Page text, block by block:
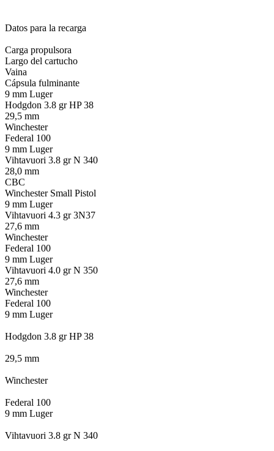
Datos para la recarga
Carga propulsora
Largo del cartucho
Vaina
Cápsula fulminante
9 mm Luger
Hodgdon 3.8 gr HP 38
29,5 mm
Winchester
Federal 100
9 mm Luger
Vihtavuori 3.8 gr N 340
28,0 mm
CBC
Winchester Small Pistol
9 mm Luger
Vihtavuori 4.3 gr 3N37
27,6 mm
Winchester
Federal 100
9 mm Luger
Vihtavuori 4.0 gr N 350
27,6 mm
Winchester
Federal 100
9 mm Luger
Hodgdon 3.8 gr HP 38
29,5 mm
Winchester
Federal 100
9 mm Luger
Vihtavuori 3.8 gr N 340